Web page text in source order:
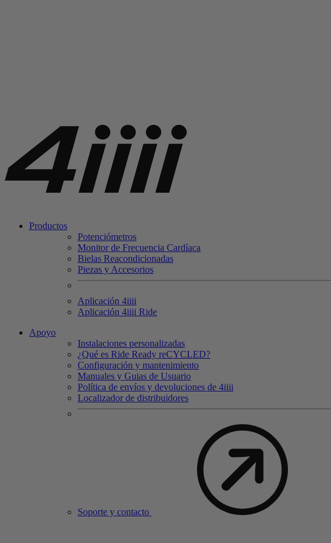
Productos
Potenciómetros
Monitor de Frecuencia Cardíaca
Bielas Reacondicionadas
Piezas y Accesorios
Aplicación 4iiii
Aplicación 4iiii Ride
Apoyo
Instalaciones personalizadas
¿Qué es Ride Ready reCYCLED?
Configuración y mantenimiento
Manuales y Guias de Usuario
Política de envíos y devoluciones de 4iiii
Localizador de distribuidores
Soporte y contacto